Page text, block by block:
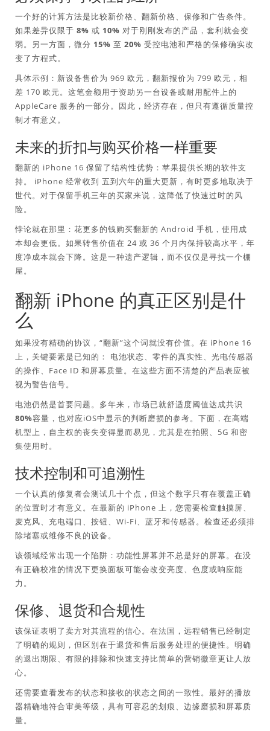
一个好的计算方法是比较新价格、翻新价格、保修和广告条件。
如果差异仅限于 8% 或 10% 对于刚刚发布的产品，套利就会变
弱。另一方面，微分 15% 至 20% 受控电池和严格的保修确实改
变了方程式。
具体示例：新设备售价为 969 欧元，翻新报价为 799 欧元，相
差 170 欧元。这笔金额用于资助另一台设备或耐用配件上的
AppleCare 服务的一部分。因此，经济存在，但只有遵循质量控
制才有意义。
未来的折扣与购买价格一样重要
翻新的 iPhone 16 保留了结构性优势：苹果提供长期的软件支
持。 iPhone 经常收到 五到六年的重大更新 ，有时更多地取决于
世代。对于保留手机三年的买家来说，这降低了快速过时的风
险。
悖论就在那里：花更多的钱购买翻新的 Android 手机，使用成
本却会更低。如果转售价值在 24 或 36 个月内保持较高水平，年
度净成本就会下降。这是一种遗产逻辑，而不仅仅是寻找一个棚
屋。
翻新 iPhone 的真正区别是什
么
如果没有精确的协议，“翻新”这个词就没有价值。在 iPhone 16
上，关键要素是已知的： 电池状态、零件的真实性、光电传感器
的操作、Face ID 和屏幕质量。在这些方面不清楚的产品表应被
视为警告信号。
电池仍然是首要问题。多年来，市场已就舒适度阈值达成共识
80%容量 ，也对应iOS中显示的判断磨损的参考。下面，在高端
机型上，自主权的丧失变得显而易见，尤其是在拍照、5G 和密
集使用时。
技术控制和可追溯性
一个认真的修复者会测试几十个点，但这个数字只有在覆盖正确
的位置时才有意义。在最新的 iPhone 上，您需要检查触摸屏、
麦克风、充电端口、按钮、Wi-Fi、蓝牙和传感器。检查还必须排
除堵塞或维修不良的设备。
该领域经常出现一个陷阱：功能性屏幕并不总是好的屏幕。在没
有正确校准的情况下更换面板可能会改变亮度、色度或响应能
力。
保修、退货和合规性
该保证表明了卖方对其流程的信心。在法国，远程销售已经制定
了明确的规则，但区别在于退货和售后服务处理的便捷性。明确
的退出期限、有限的排除和快速支持比简单的营销徽章更让人放
心。
还需要查看发布的状态和接收的状态之间的一致性。最好的播放
器精确地符合审美等级，具有可容忍的划痕、边缘磨损和屏幕质
量。